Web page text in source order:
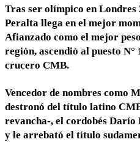
Tras ser olímpico en Londres
Peralta llega en el mejor
Afianzado como el mejor
región, ascendió al puesto
crucero CMB.
Vencedor de nombres como
destronó del título latino
revancha-, el cordobés Darío
y le arrebató el título